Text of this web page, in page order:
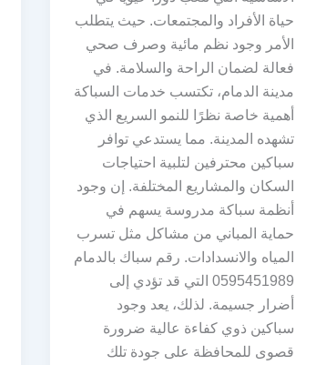
حياة الأفراد والمجتمعات. حيث يتطلب
الأمر وجود نظم مائية وصرف صحي
فعالة لضمان الراحة والسلامة. في
مدينة الدمام، تكتسب خدمات السباكة
أهمية خاصة نظرًا للنمو السريع الذي
تشهده المدينة. مما يستدعي توافر
سباكين محترفين لتلبية احتياجات
السكان والمشاريع المختلفة. إن وجود
أنظمة سباكة مدروسة يسهم في
حماية المباني من مشاكل مثل تسرب
المياه والانسدادات. رقم سباك بالدمام
0595451989 التي قد تؤدي إلى
أضرار جسيمة. لذلك، يعد وجود
سباكين ذوي كفاءة عالية ضرورة
قصوى للمحافظة على جودة تلك